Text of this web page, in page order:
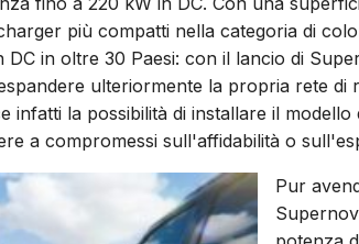
più compatti nella categoria di
in oltre 30 Paesi: con il lancio di
ulteriormente la propria rete di
infatti la possibilità di installare il
a compromessi sull'affidabilità o
Pur